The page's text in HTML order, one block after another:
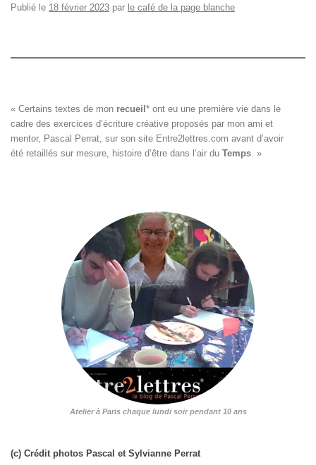
Publié le 18 février 2023 par le café de la page blanche
« Certains textes de mon recueil * ont eu une première vie dans le
cadre des exercices d’écriture créative proposés par mon ami et
mentor, Pascal Perrat, sur son site Entre2lettres.com avant d’avoir
été retaillés sur mesure, histoire d’être dans l’air du Temps . »
Atelier à Paris chaque lundi soir pendant 10 ans
(c) Crédit photos Pascal et Sylvianne Perrat